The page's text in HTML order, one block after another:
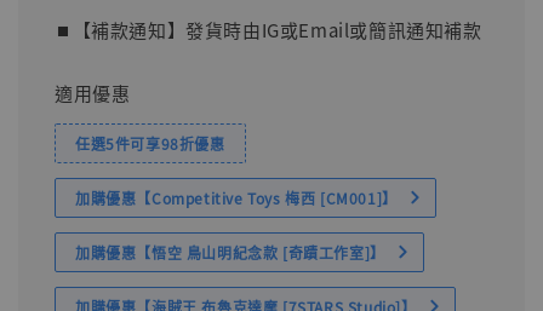
⏹︎【補款通知】發貨時由IG或Email或簡訊通知補款
適用優惠
任選5件可享98折優惠
加購優惠【Competitive Toys 梅西 [CM001]】
加購優惠【悟空 鳥山明紀念款 [奇蹟工作室]】
加購優惠【海賊王 布魯克達摩 [7STARS Studio]】